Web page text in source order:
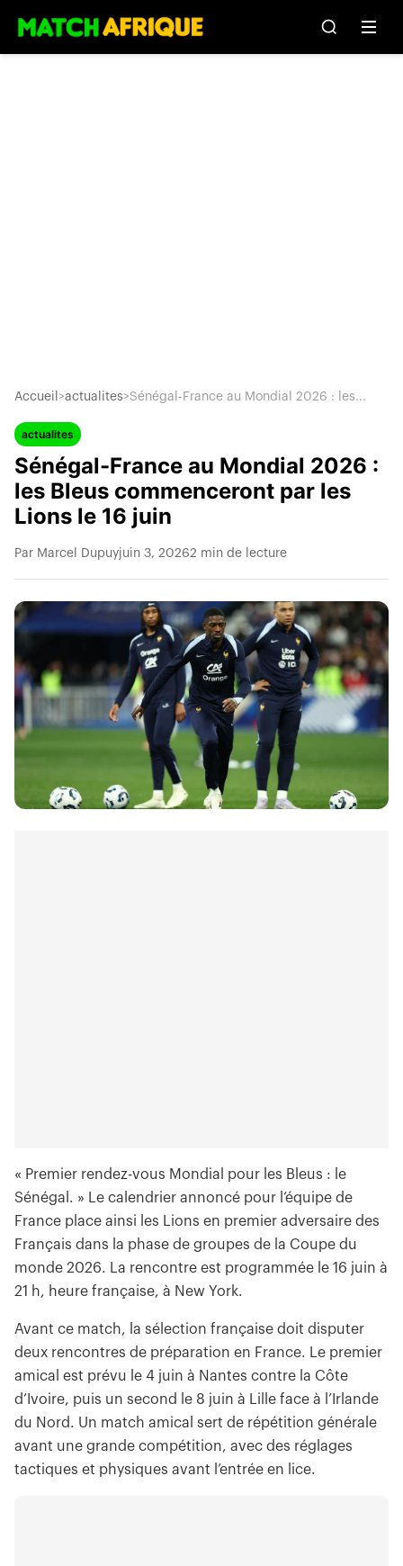
Accueil >actualites>Sénégal-France au Mondial 2026 : les...
actualites
Sénégal-France au Mondial 2026 :
les Bleus commenceront par les
Lions le 16 juin
Par Marcel Dupuyjuin 3, 20262 min de lecture
« Premier rendez-vous Mondial pour les Bleus : le
Sénégal. » Le calendrier annoncé pour l’équipe de
France place ainsi les Lions en premier adversaire des
Français dans la phase de groupes de la Coupe du
monde 2026. La rencontre est programmée le 16 juin à
21 h, heure française, à New York.
Avant ce match, la sélection française doit disputer
deux rencontres de préparation en France. Le premier
amical est prévu le 4 juin à Nantes contre la Côte
d’Ivoire, puis un second le 8 juin à Lille face à l’Irlande
du Nord. Un match amical sert de répétition générale
avant une grande compétition, avec des réglages
tactiques et physiques avant l’entrée en lice.